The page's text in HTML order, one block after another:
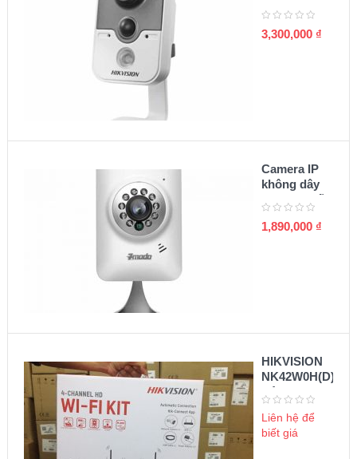
cube IP 2MP
3,300,000 ₫
Camera IP
không dây
Zmodo chất
lượng 720p
1,890,000 ₫
HIKVISION
NK42W0H(D)
Bộ KIT
camera wifi
Liên hệ để
biết giá